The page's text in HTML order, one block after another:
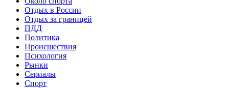
Отдых в России
Отдых за границей
ПДД
Политика
Происшествия
Психология
Рынки
Сериалы
Спорт